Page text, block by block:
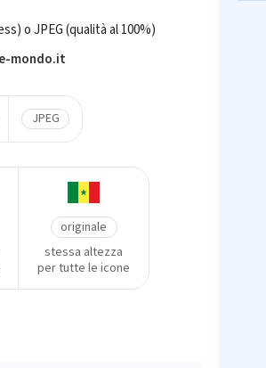
o JPEG (qualità al 100%)
mondo.it
JPEG
originale
stessa altezza
per tutte le icone